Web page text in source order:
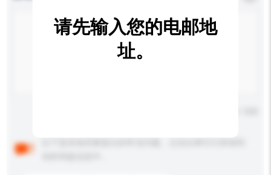
请先输入您的电邮地
址。